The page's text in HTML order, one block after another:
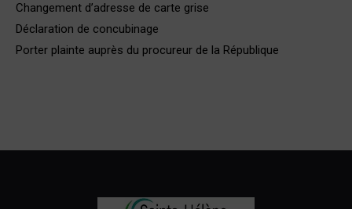
Changement d’adresse de carte grise
Déclaration de concubinage
Porter plainte auprès du procureur de la République